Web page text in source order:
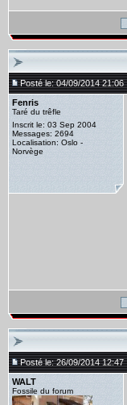
Posté le: 04/09/2014 21:06
Fenris
Taré du trêfle
Inscrit le: 03 Sep 2004
Messages: 2694
Localisation: Oslo -
Norvège
Posté le: 26/09/2014 12:47
WALT
Fossile du forum